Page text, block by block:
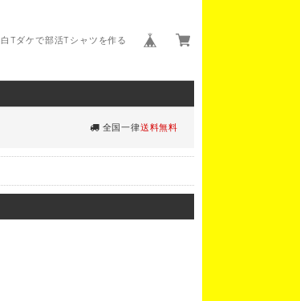
白Tダケで部活Tシャツを作る
全国一律送料無料